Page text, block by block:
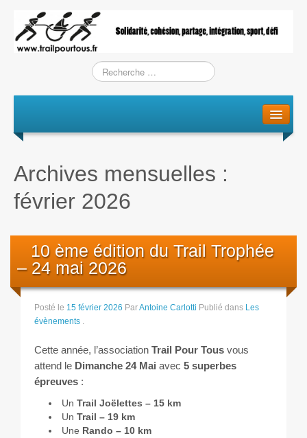
L’Association
L’équipe
Training / Courses
Entraînements
Les courses
Rugby Riviera Fauteuil
On parle de nous
Partenaires & remerciements
Archives mensuelles :
février 2026
10 ème édition du Trail Trophée
– 24 mai 2026
Posté le 15 février 2026 ParAntoine Carlotti Publié dans Les
évènements .
Cette année, l’association Trail Pour Tous vous
attend le Dimanche 24 Mai avec 5 superbes
épreuves :
Un Trail Joëlettes – 15 km
Un Trail – 19 km
Une Rando – 10 km